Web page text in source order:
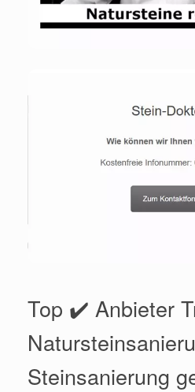
Top ✔️ Anbieter
Steinsanierung